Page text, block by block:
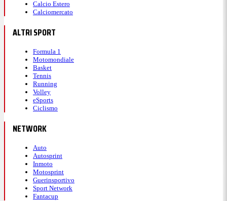
Calcio Estero
Calciomercato
ALTRI SPORT
Formula 1
Motomondiale
Basket
Tennis
Running
Volley
eSports
Ciclismo
NETWORK
Auto
Autosprint
Inmoto
Motosprint
Guerinsportivo
Sport Network
Fantacup